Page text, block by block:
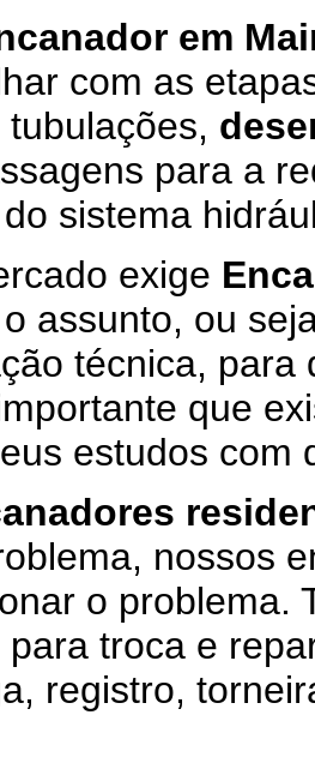
em
com as
para a
sistema
exige
assunto, ou
técnica,
que
estudos com
nossos
o problema.
troca e
registro,